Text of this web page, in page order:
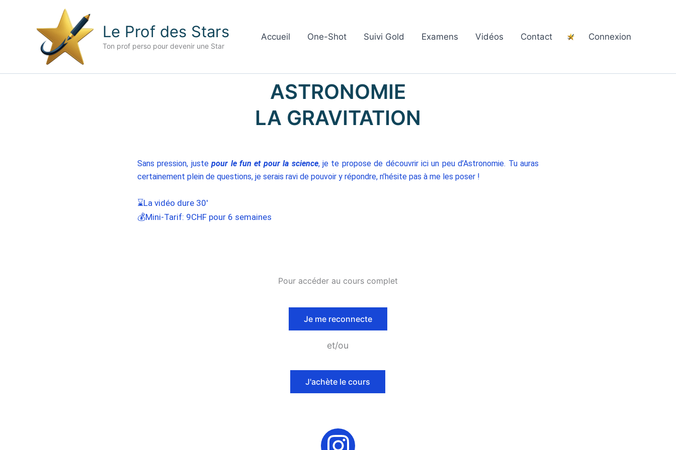
Le Prof des Stars
Ton prof perso pour devenir une Star
Accueil One-Shot Suivi Gold Examens Vidéos Contact Connexion
ASTRONOMIE
LA GRAVITATION
Sans pression, justepour le fun et pour la science, je te propose de découvrir ici un peu d’Astronomie. Tu auras
certainement plein de questions, je serais ravi de pouvoir y répondre, n’hésite pas à me les poser !
⌛La vidéo dure 30′
💰Mini-Tarif: 9CHF pour 6 semaines
Pour accéder au cours complet
Je me reconnecte
et/ou
J'achète le cours
I